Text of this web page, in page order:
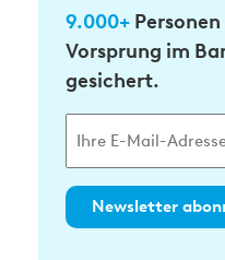
9.000+
Vorsprung im
gesichert.
Newsletter